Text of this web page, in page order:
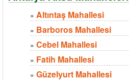
» Altıntaş Mahallesi
» Barboros Mahallesi
» Cebel Mahallesi
» Fatih Mahallesi
» Güzelyurt Mahallesi